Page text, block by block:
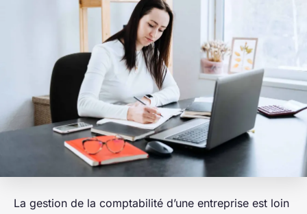
La gestion de la comptabilité d’une entreprise est loin